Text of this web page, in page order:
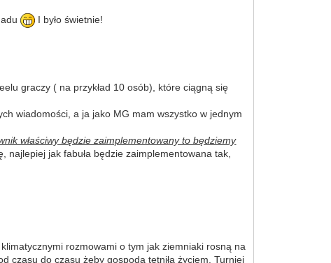
I było świetnie!
graczy ( na przykład 10 osób), które ciągną się
wiadomości, a ja jako MG mam wszystko w jednym
właściwy będzie zaimplementowany to będziemy
jak fabuła będzie zaimplementowana tak,
rozmowami o tym jak ziemniaki rosną na
czasu do czasu żeby gospoda tętniła życiem. Turniej